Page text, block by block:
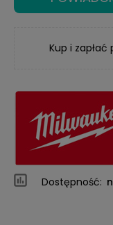
Kup i zapłać
Dostępność: